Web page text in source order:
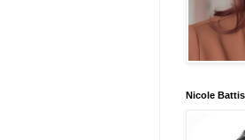
Nicole